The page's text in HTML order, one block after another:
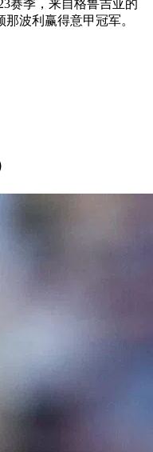
赛季，来自格鲁吉亚的
波利赢得意甲冠军。